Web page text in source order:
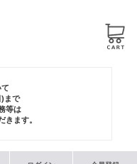
)まで
等は
きます。